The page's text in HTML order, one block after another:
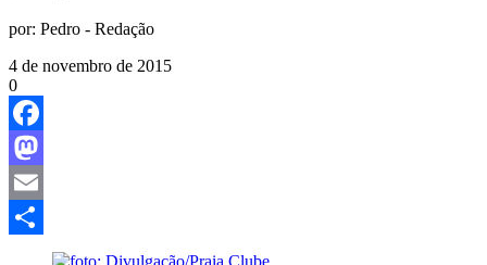
por: Pedro - Redação
4 de novembro de 2015
0
Facebook
Mastodon
Email